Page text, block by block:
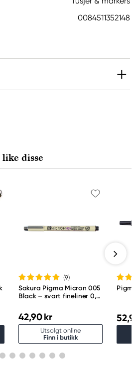
0084511352148
disse
(9)
Sakura Pigma Micron 005
Black – svart fineliner 0,2
42,90 kr
Utsolgt online
Finn i butikk